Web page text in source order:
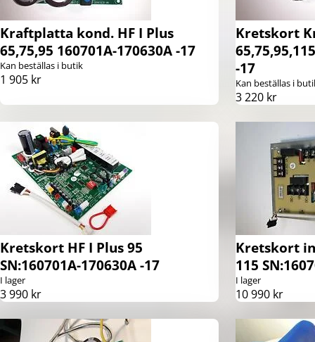
Kraftplatta kond. HF I Plus
65,75,95 160701A-170630A -17
Kan beställas i butik
1 905 kr
Kretskort
-17
Kan beställas i
3 220 kr
Kretskort HF I Plus 95
SN:160701A-170630A -17
I lager
3 990 kr
Kretskort
115
I lager
10 990 kr